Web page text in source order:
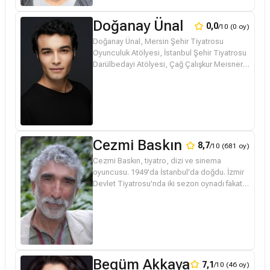
Doğanay Ünal 0,0/10 (0 oy)
Doğanay Ünal, Mersin Şehir Tiyatrosu
Oyunculuk Atölyesi, İstanbul Şehir Tiyatrosu
Darülbedayi Atölyesi, Çağ Çalışkur Meisner
Cezmi Baskın 8,7/10 (681 oy)
Cezmi Baskın, tiyatro, dizi ve sinema
oyuncusu. 1949'da İstanbul'da doğdu. İzmir
Devlet Tiyatrosu'nda iki sezon oynadı fakat
Begüm Akkaya 7,1/10 (46 oy)